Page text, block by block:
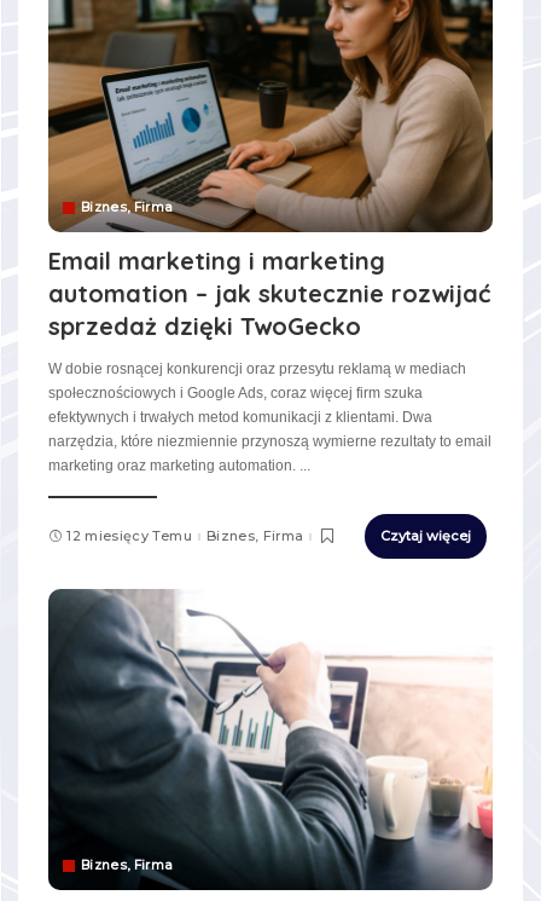
Biznes, Firma
Email marketing i marketing
automation – jak skutecznie rozwijać
sprzedaż dzięki TwoGecko
W dobie rosnącej konkurencji oraz przesytu reklamą w mediach
społecznościowych i Google Ads, coraz więcej firm szuka
efektywnych i trwałych metod komunikacji z klientami. Dwa
narzędzia, które niezmiennie przynoszą wymierne rezultaty to email
marketing oraz marketing automation. ...
12 miesięcy Temu Biznes, Firma Czytaj więcej
Biznes, Firma